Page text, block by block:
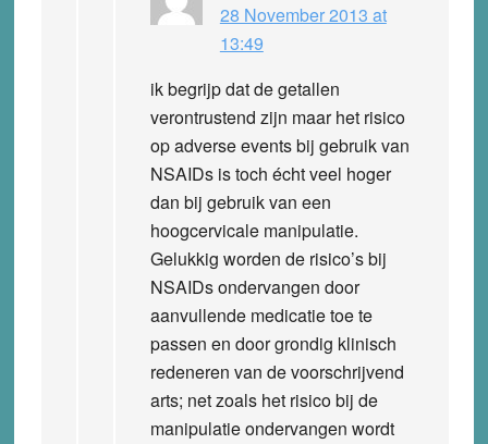
28 November 2013 at
13:49
ik begrijp dat de getallen
verontrustend zijn maar het risico
op adverse events bij gebruik van
NSAIDs is toch écht veel hoger
dan bij gebruik van een
hoogcervicale manipulatie.
Gelukkig worden de risico’s bij
NSAIDs ondervangen door
aanvullende medicatie toe te
passen en door grondig klinisch
redeneren van de voorschrijvend
arts; net zoals het risico bij de
manipulatie ondervangen wordt